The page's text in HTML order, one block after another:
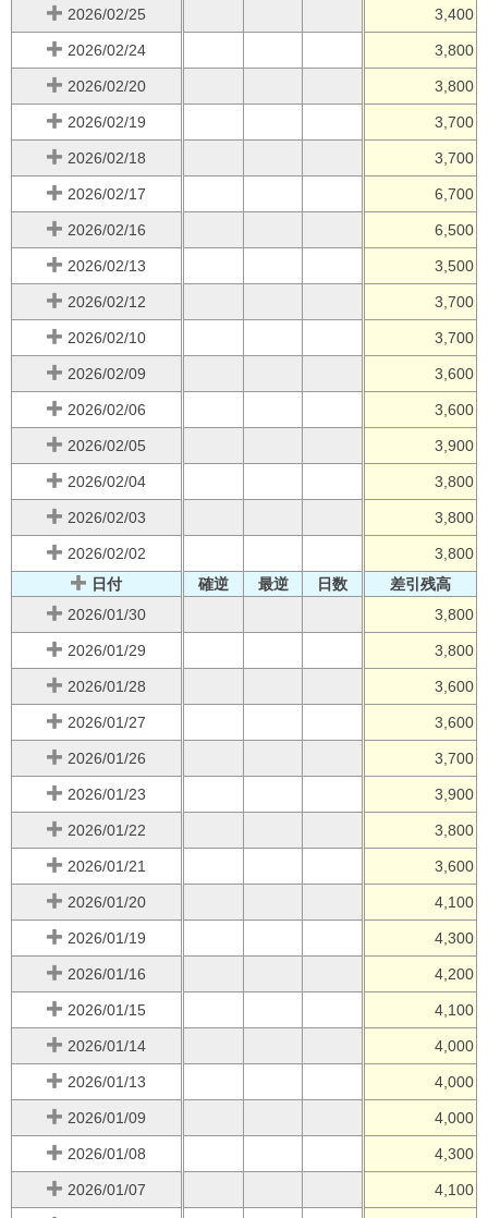
2026/02/25 3,400
2026/02/24 3,800
2026/02/20 3,800
2026/02/19 3,700
2026/02/18 3,700
2026/02/17 6,700
2026/02/16 6,500
2026/02/13 3,500
2026/02/12 3,700
2026/02/10 3,700
2026/02/09 3,600
2026/02/06 3,600
2026/02/05 3,900
2026/02/04 3,800
2026/02/03 3,800
2026/02/02
3,800
日付
確逆 最逆 日数
差引残高
2026/01/30
3,800
2026/01/29 3,800
2026/01/28 3,600
2026/01/27 3,600
2026/01/26 3,700
2026/01/23 3,900
2026/01/22 3,800
2026/01/21 3,600
2026/01/20 4,100
2026/01/19 4,300
2026/01/16 4,200
2026/01/15 4,100
2026/01/14 4,000
2026/01/13 4,000
2026/01/09 4,000
2026/01/08 4,300
2026/01/07 4,100